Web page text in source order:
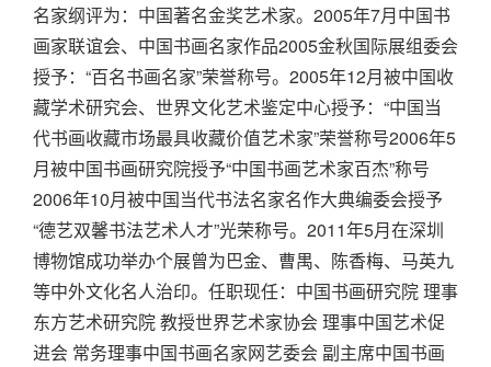
名家纲评为：中国著名金奖艺术家。2005年7月中国书
画家联谊会、中国书画名家作品2005金秋国际展组委会
授予：“百名书画名家”荣誉称号。2005年12月被中国收
藏学术研究会、世界文化艺术鉴定中心授予：“中国当
代书画收藏市场最具收藏价值艺术家”荣誉称号2006年5
月被中国书画研究院授予“中国书画艺术家百杰”称号
2006年10月被中国当代书法名家名作大典编委会授予
“德艺双馨书法艺术人才”光荣称号。2011年5月在深圳
博物馆成功举办个展曾为巴金、曹禺、陈香梅、马英九
等中外文化名人治印。任职现任：中国书画研究院 理事
东方艺术研究院 教授世界艺术家协会 理事中国艺术促
进会 常务理事中国书画名家网艺委会 副主席中国书画